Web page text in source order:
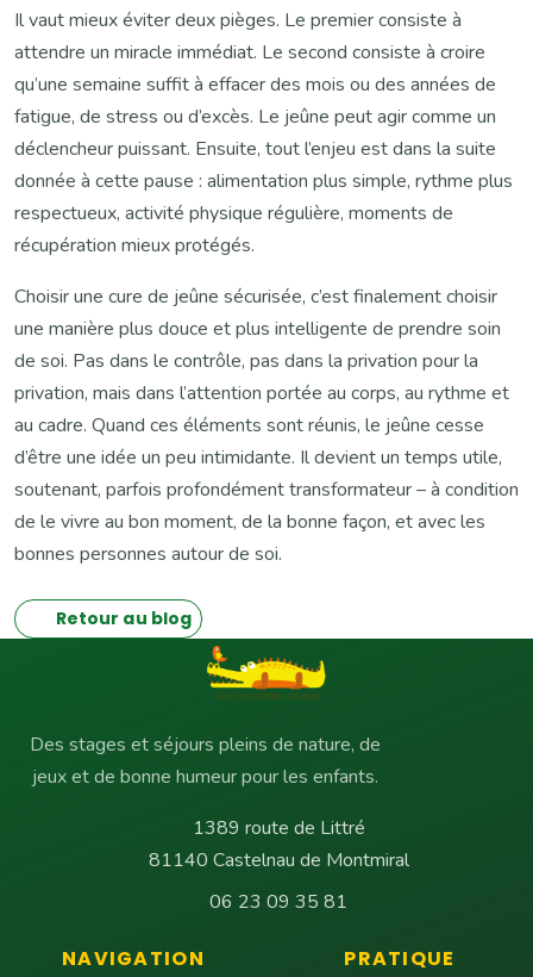
Il vaut mieux éviter deux pièges. Le premier consiste à
attendre un miracle immédiat. Le second consiste à croire
qu’une semaine suffit à effacer des mois ou des années de
fatigue, de stress ou d’excès. Le jeûne peut agir comme un
déclencheur puissant. Ensuite, tout l’enjeu est dans la suite
donnée à cette pause : alimentation plus simple, rythme plus
respectueux, activité physique régulière, moments de
récupération mieux protégés.
Choisir une cure de jeûne sécurisée, c’est finalement choisir
une manière plus douce et plus intelligente de prendre soin
de soi. Pas dans le contrôle, pas dans la privation pour la
privation, mais dans l’attention portée au corps, au rythme et
au cadre. Quand ces éléments sont réunis, le jeûne cesse
d’être une idée un peu intimidante. Il devient un temps utile,
soutenant, parfois profondément transformateur – à condition
de le vivre au bon moment, de la bonne façon, et avec les
bonnes personnes autour de soi.
Retour au blog
Des stages et séjours pleins de nature, de
jeux et de bonne humeur pour les enfants.
1389 route de Littré
81140 Castelnau de Montmiral
06 23 09 35 81
NAVIGATION PRATIQUE